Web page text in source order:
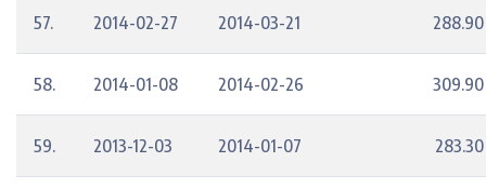
57. 2014-02-27 2014-03-21 288.90
58. 2014-01-08 2014-02-26 309.90
59. 2013-12-03 2014-01-07 283.30